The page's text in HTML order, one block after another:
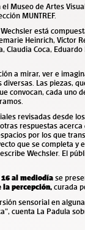
el Museo de Artes
MUNTREF.
está
Heinrich, Víctor
Coca,
a mirar, ver e
Las piezas,
convocan, cada uno
revisadas desde
respuestas acerca
por los que
que se completa y
Wechsler. El
16 al mediodíase
la percepción,curada
sensorial en
cuenta La Padula